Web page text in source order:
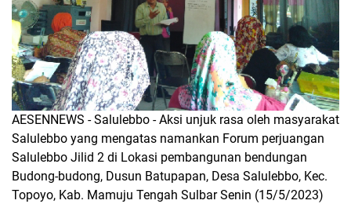
AESENNEWS - Salulebbo - Aksi unjuk rasa oleh masyarakat
Salulebbo yang mengatas namankan Forum perjuangan
Salulebbo Jilid 2 di Lokasi pembangunan bendungan
Budong-budong, Dusun Batupapan, Desa Salulebbo, Kec.
Topoyo, Kab. Mamuju Tengah Sulbar Senin (15/5/2023)